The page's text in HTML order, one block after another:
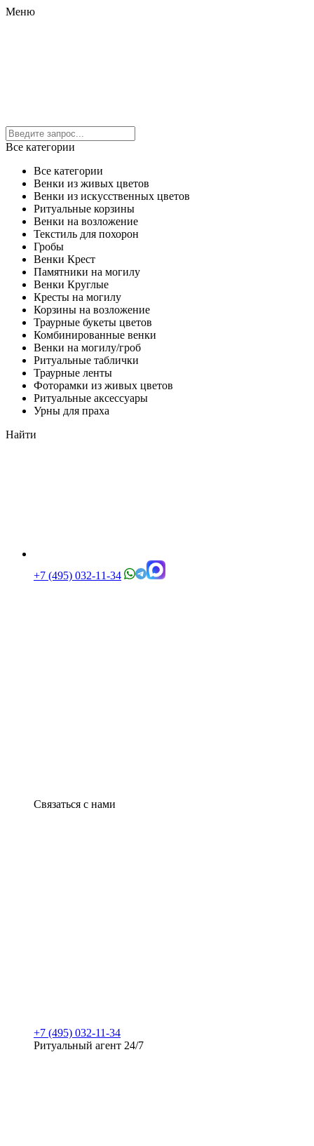
Меню
Все категории
Все категории
Венки из живых цветов
Венки из искусственных цветов
Ритуальные корзины
Венки на возложение
Текстиль для похорон
Гробы
Венки Крест
Памятники на могилу
Венки Круглые
Кресты на могилу
Корзины на возложение
Траурные букеты цветов
Комбинированные венки
Венки на могилу/гроб
Ритуальные таблички
Траурные ленты
Фоторамки из живых цветов
Ритуальные аксессуары
Урны для праха
Найти
+7 (495) 032-11-34
Связаться с нами
+7 (495) 032-11-34
Ритуальный агент 24/7